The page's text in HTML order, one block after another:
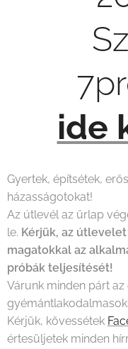
ide
Gyertek, építsétek,
házasságotokat!
Az útlevél az űrlap
le. Kérjük, az
magatokkal az
próbák teljesítését!
Várunk minden párt
Kérjük, kövessétek
értesüljetek minden